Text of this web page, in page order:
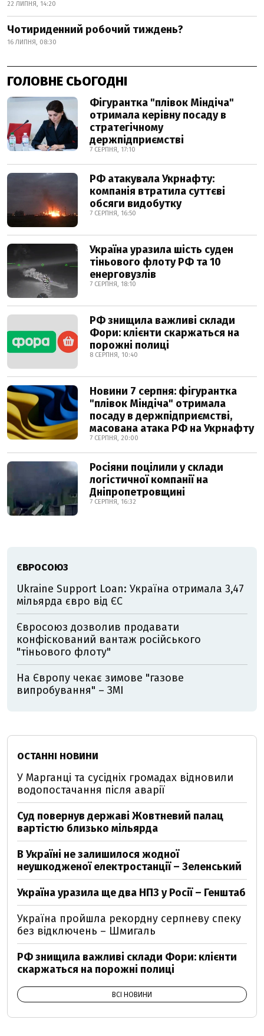
22 ЛИПНЯ, 14:20
Чотириденний робочий тиждень?
16 ЛИПНЯ, 08:30
ГОЛОВНЕ СЬОГОДНІ
Фігурантка "плівок Міндіча"
отримала керівну посаду в
стратегічному
держпідприємстві
7 СЕРПНЯ, 17:10
РФ атакувала Укрнафту:
компанія втратила суттєві
обсяги видобутку
7 СЕРПНЯ, 16:50
Україна уразила шість суден
тіньового флоту РФ та 10
енерговузлів
7 СЕРПНЯ, 18:10
РФ знищила важливі склади
Фори: клієнти скаржаться на
порожні полиці
8 СЕРПНЯ, 10:40
Новини 7 серпня: фігурантка
"плівок Міндіча" отримала
посаду в держпідприємстві,
масована атака РФ на Укрнафту
7 СЕРПНЯ, 20:00
Росіяни поцілили у склади
логістичної компанії на
Дніпропетровщині
7 СЕРПНЯ, 16:32
ЄВРОСОЮЗ
Ukraine Support Loan: Україна отримала 3,47
мільярда євро від ЄС
Євросоюз дозволив продавати
конфіскований вантаж російського
"тіньового флоту"
На Європу чекає зимове "газове
випробування" – ЗМІ
ОСТАННІ НОВИНИ
У Марганці та сусідніх громадах відновили
водопостачання після аварії
Суд повернув державі Жовтневий палац
вартістю близько мільярда
В Україні не залишилося жодної
неушкодженої електростанції – Зеленський
Україна уразила ще два НПЗ у Росії – Генштаб
Україна пройшла рекордну серпневу спеку
без відключень – Шмигаль
РФ знищила важливі склади Фори: клієнти
скаржаться на порожні полиці
ВСІ НОВИНИ